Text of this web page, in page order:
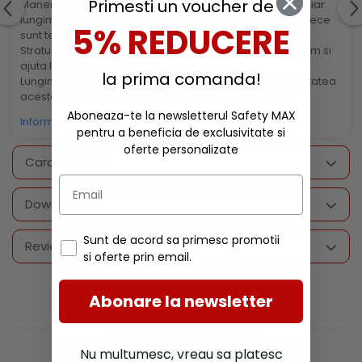
Manerele tubulare din otel sunt rezistente la intemperii, iar
lungimea acestora se poate regla dupa nevoie, deoarece
sunt telescopice.
Stratul antiderapant de pe manere asigura confort optim si
ajuta la manevrare usoara.
Lungimea lamelor asigura taiere cu precizie, iar intensitatea
acestora se poate regla din surubul de la baza lor.
Informatii conformitate produs
Caracteristici
Download (1)
Review-uri(0)
RECOMANDARI
Primesti un voucher de
5% REDUCERE
la prima comanda!
Aboneaza-te la newsletterul Safety MAX
pentru a beneficia de exclusivitate si
oferte personalizate
Sunt de acord sa primesc promotii
si oferte prin email.
Abonare la newsletter
Nu multumesc, vreau sa platesc